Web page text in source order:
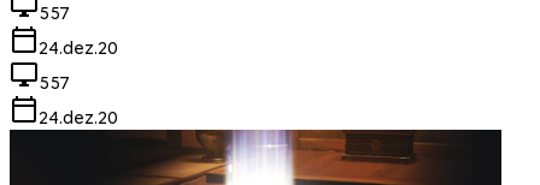
557
24.dez.20
557
24.dez.20